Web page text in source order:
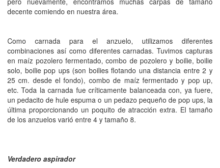
decente comiendo en nuestra área.
Como carnada para el anzuelo, utilizamos diferentes
combinaciones así como diferentes carnadas. Tuvimos capturas
en maíz pozolero fermentado, combo de pozolero y boilie, boilie
solo, boilie pop ups (son boilies flotando una distancia entre 2 y
25 cm. desde el fondo), combo de maíz fermentado y pop up,
etc. Toda la carnada fue críticamente balanceada con, ya fuere,
un pedacito de hule espuma o un pedazo pequeño de pop ups, la
última proporcionando un poquito de atracción extra. El tamaño
de los anzuelos varió entre 4 y tamaño 8.
Verdadero aspirador